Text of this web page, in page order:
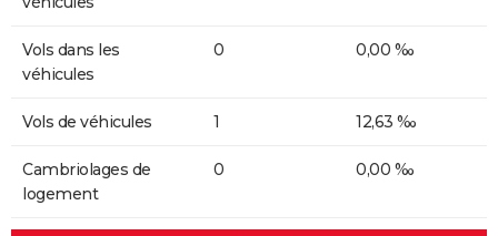
Vols dans les
véhicules
0 0,00 ‰
Vols de véhicules 1 12,63 ‰
Cambriolages de
logement
0 0,00 ‰